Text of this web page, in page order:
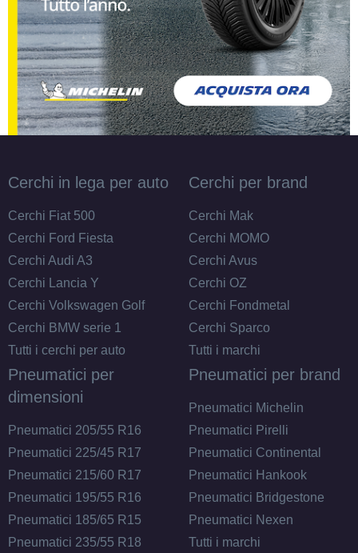
Cerchi in lega per auto
Cerchi Fiat 500
Cerchi Ford Fiesta
Cerchi Audi A3
Cerchi Lancia Y
Cerchi Volkswagen Golf
Cerchi BMW serie 1
Tutti i cerchi per auto
Cerchi per brand
Cerchi Mak
Cerchi MOMO
Cerchi Avus
Cerchi OZ
Cerchi Fondmetal
Cerchi Sparco
Tutti i marchi
Pneumatici per
dimensioni
Pneumatici 205/55 R16
Pneumatici 225/45 R17
Pneumatici 215/60 R17
Pneumatici 195/55 R16
Pneumatici 185/65 R15
Pneumatici 235/55 R18
Pneumatici per brand
Pneumatici Michelin
Pneumatici Pirelli
Pneumatici Continental
Pneumatici Hankook
Pneumatici Bridgestone
Pneumatici Nexen
Tutti i marchi